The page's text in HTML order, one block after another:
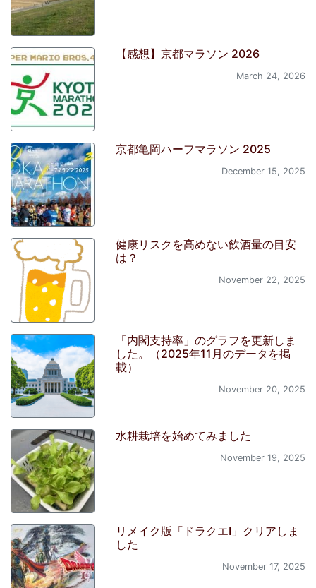
【感想】京都マラソン 2026
March 24, 2026
京都亀岡ハーフマラソン 2025
December 15, 2025
健康リスクを高めない飲酒量の目安
は？
November 22, 2025
「内閣支持率」のグラフを更新しま
した。（2025年11月のデータを掲
載）
November 20, 2025
水耕栽培を始めてみました
November 19, 2025
リメイク版「ドラクエI」クリアしま
した
November 17, 2025